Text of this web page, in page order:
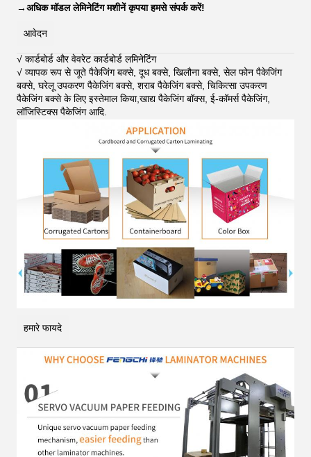
→अधिक मॉडल लेमिनेटिंग मशीनें कृपया हमसे संपर्क करें!
आवेदन
√ कार्डबोर्ड और वेवरेट कार्डबोर्ड लमिनेटिंग
√ व्यापक रूप से जूते पैकेजिंग बक्से, दूध बक्से, खिलौना बक्से, सेल फोन पैकेजिंग
बक्से, घरेलू उपकरण पैकेजिंग बक्से, शराब पैकेजिंग बक्से, चिकित्सा उपकरण
पैकेजिंग बक्से के लिए इस्तेमाल किया,खाद्य पैकेजिंग बॉक्स, ई-कॉमर्स पैकेजिंग,
लॉजिस्टिक्स पैकेजिंग आदि
हमारे फायदे